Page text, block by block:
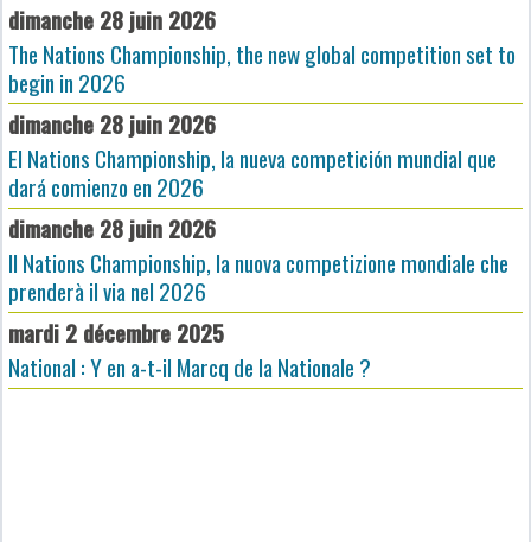
dimanche 28 juin 2026
The Nations Championship, the new global competition set to
begin in 2026
dimanche 28 juin 2026
El Nations Championship, la nueva competición mundial que
dará comienzo en 2026
dimanche 28 juin 2026
Il Nations Championship, la nuova competizione mondiale che
prenderà il via nel 2026
mardi 2 décembre 2025
National : Y en a-t-il Marcq de la Nationale ?